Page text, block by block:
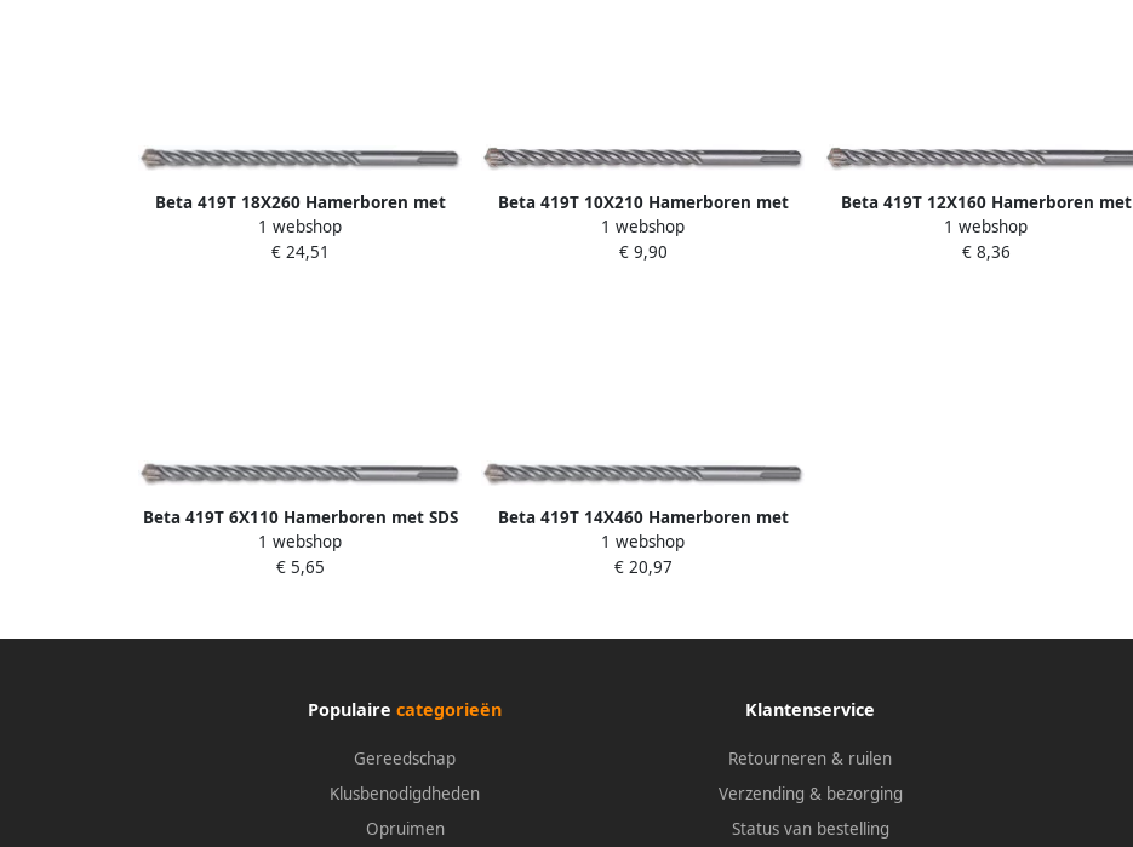
Beta 419T 18X260 Hamerboren met
SDS plus aansluiting | 4 spiraal en 4
snijvlakken 004190724
1 webshop
€ 24,51
Beta 419T 10X210 Hamerboren met
SDS plus aansluiting | 4 spiraal en 4
snijvlakken 004190652
1 webshop
€ 9,90
Beta 419T 12X160 Hamerboren met
SDS plus aansluiting | 4 spiraal en 4
snijvlakken 004190664
1 webshop
€ 8,36
Beta 419T 6X110 Hamerboren met SDS
plus aansluiting | 4 spiraal en 4
snijvlakken 004190612
1 webshop
€ 5,65
Beta 419T 14X460 Hamerboren met
SDS plus aansluiting | 4 spiraal en 4
snijvlakken 004190696
1 webshop
€ 20,97
Populaire categorieën
Gereedschap
Klusbenodigdheden
Opruimen
Klantenservice
Retourneren & ruilen
Verzending & bezorging
Status van bestelling